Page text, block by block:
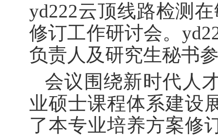
yd222云顶线路检测
修订工作研讨会。
负责人及研究生秘书
会议围绕新时代人
业硕士课程体系建设
了本专业培养方案修